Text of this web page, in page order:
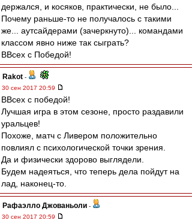
держался, и косяков, практически, не было...
Почему раньше-то не получалось с такими
же... аутсайдерами (зачеркнуто)... командами
классом явно ниже так сыграть?
ВВсех с Победой!
Rakot -
30 сен 2017 20:59
ВВсех с победой!
Лучшая игра в этом сезоне, просто раздавили
уральцев!
Похоже, матч с Ливером положительно
повлиял с психологической точки зрения.
Да и физически здорово выглядели.
Будем надеяться, что теперь дела пойдут на
лад, наконец-то.
Рафаэлло Джованьоли -
30 сен 2017 20:59